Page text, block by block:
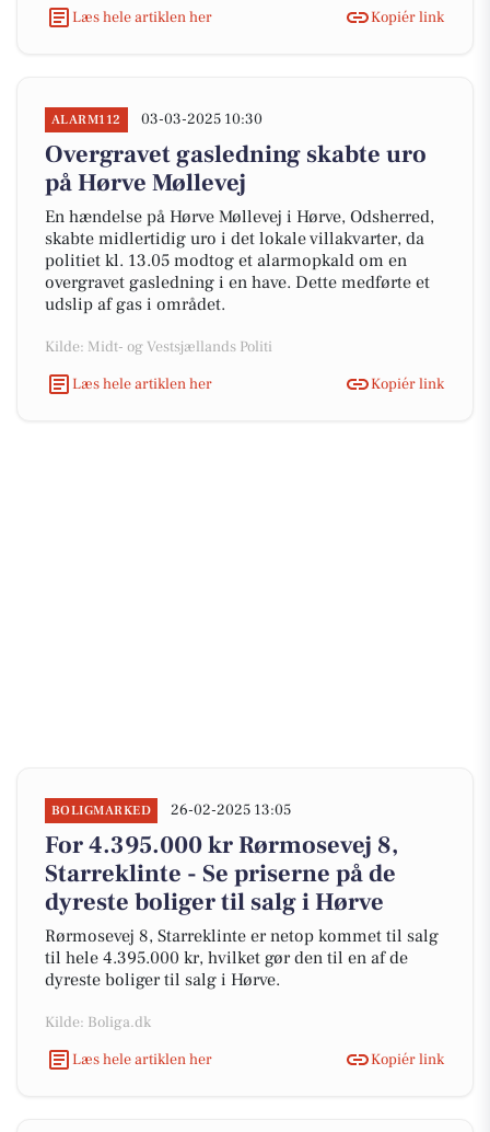
Læs hele artiklen her
Kopiér link
ALARM112 03-03-2025 10:30
Overgravet gasledning skabte uro
på Hørve Møllevej
En hændelse på Hørve Møllevej i Hørve, Odsherred,
skabte midlertidig uro i det lokale villakvarter, da
politiet kl. 13.05 modtog et alarmopkald om en
overgravet gasledning i en have. Dette medførte et
udslip af gas i området.
Kilde: Midt- og Vestsjællands Politi
Læs hele artiklen her
Kopiér link
BOLIGMARKED 26-02-2025 13:05
For 4.395.000 kr Rørmosevej 8,
Starreklinte - Se priserne på de
dyreste boliger til salg i Hørve
Rørmosevej 8, Starreklinte er netop kommet til salg
til hele 4.395.000 kr, hvilket gør den til en af de
dyreste boliger til salg i Hørve.
Kilde: Boliga.dk
Læs hele artiklen her
Kopiér link